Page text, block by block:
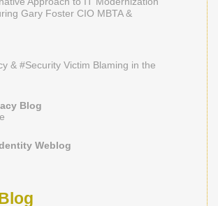
Gary Foster CIO MBTA &
& #Security Victim Blaming in the
Blog
Weblog